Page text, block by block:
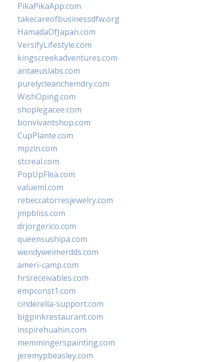
PikaPikaApp.com
takecareofbusinessdfw.org
HamadaOfJapan.com
VersifyLifestyle.com
kingscreekadventures.com
antaeuslabs.com
purelycleanchemdry.com
WishOping.com
shoplegacee.com
bonvivantshop.com
CupPlante.com
mpzin.com
stcreal.com
PopUpFlea.com
valueml.com
rebeccatorresjewelry.com
jmpbliss.com
drjorgerico.com
queensushipa.com
wendyweimerdds.com
ameri-camp.com
hrsreceivables.com
empconst1.com
cinderella-support.com
bigpinkrestaurant.com
inspirehuahin.com
memmingerspainting.com
jeremypbeasley.com